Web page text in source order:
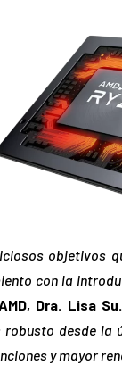
objetivos
con la
Dra. Lisa Su.
desde la
y mayor